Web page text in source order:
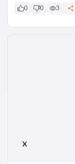
0 0 3
x